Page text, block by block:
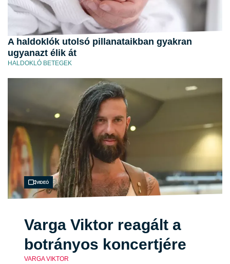
A haldoklók utolsó pillanataikban gyakran
ugyanazt élik át
HALDOKLÓ BETEGEK
Videó
Varga Viktor reagált a
botrányos koncertjére
VARGA VIKTOR